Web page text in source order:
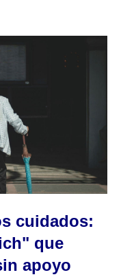
cuidados:
que
apoyo